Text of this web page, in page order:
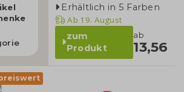
Erhältlich in 5 Farben
Ab 19. August
zum
Produkt
ab
13,56